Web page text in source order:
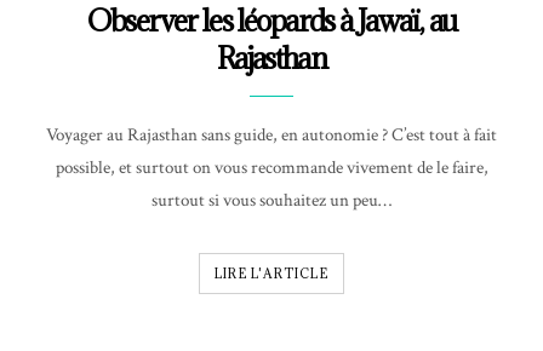
Observer les léopards à Jawaï, au
Rajasthan
Voyager au Rajasthan sans guide, en autonomie ? C’est tout à fait
possible, et surtout on vous recommande vivement de le faire,
surtout si vous souhaitez un peu…
LIRE L'ARTICLE